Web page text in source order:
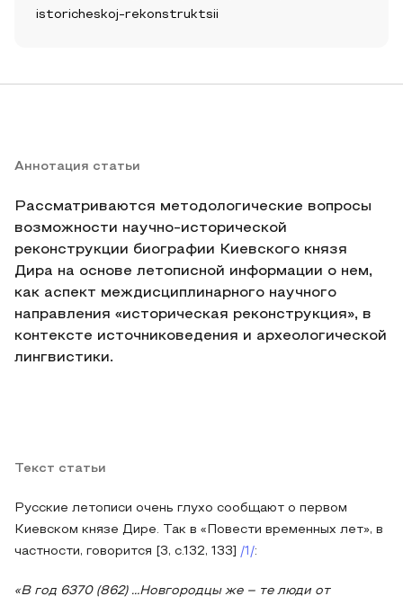
istoricheskoj-rekonstruktsii
Аннотация статьи
Рассматриваются методологические вопросы
возможности научно-исторической
реконструкции биографии Киевского князя
Дира на основе летописной информации о нем,
как аспект междисциплинарного научного
направления «историческая реконструкция», в
контексте источниковедения и археологической
лингвистики.
Текст статьи
Русские летописи очень глухо сообщают о первом
Киевском князе Дире. Так в «Повести временных лет», в
частности, говорится [3, с.132, 133] /1/:
«В год 6370 (862) …Новгородцы же – те люди от